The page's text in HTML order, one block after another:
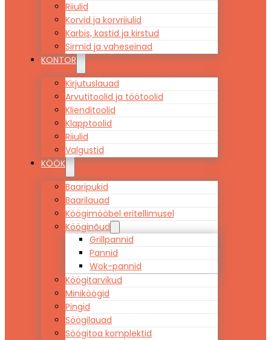
Riiulid
Korvid ja korvriiulid
Karbis, kastid ja kirstud
Sirmid ja vaheseinad
KONTOR
Kirjutuslauad
Arvutitoolid ja töötoolid
Klienditoolid
Klapptoolid
Riiulid
Valgustid
KÖÖK
Baaripukid
Baarilauad
Köögimööbel eritellimusel
Kööginõud
Grillpannid
Pannid
Wok-pannid
Köögitarvikud
Miniköögid
Pingid
Söögilauad
Söögitoa komplektid